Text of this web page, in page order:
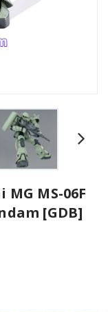
MS-06F
[GDB]